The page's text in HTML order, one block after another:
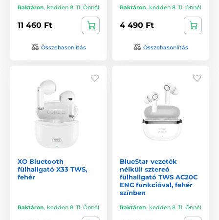
Raktáron, kedden 8. 11. Önnél
11 460 Ft
Összehasonlítás
Raktáron, kedden 8. 11. Önnél
4 490 Ft
Összehasonlítás
XO Bluetooth
fülhallgató X33 TWS,
fehér
Raktáron, kedden 8. 11. Önnél
BlueStar vezeték
nélküli sztereó
fülhallgató TWS AC20C
ENC funkcióval, fehér
színben
Raktáron, kedden 8. 11. Önnél